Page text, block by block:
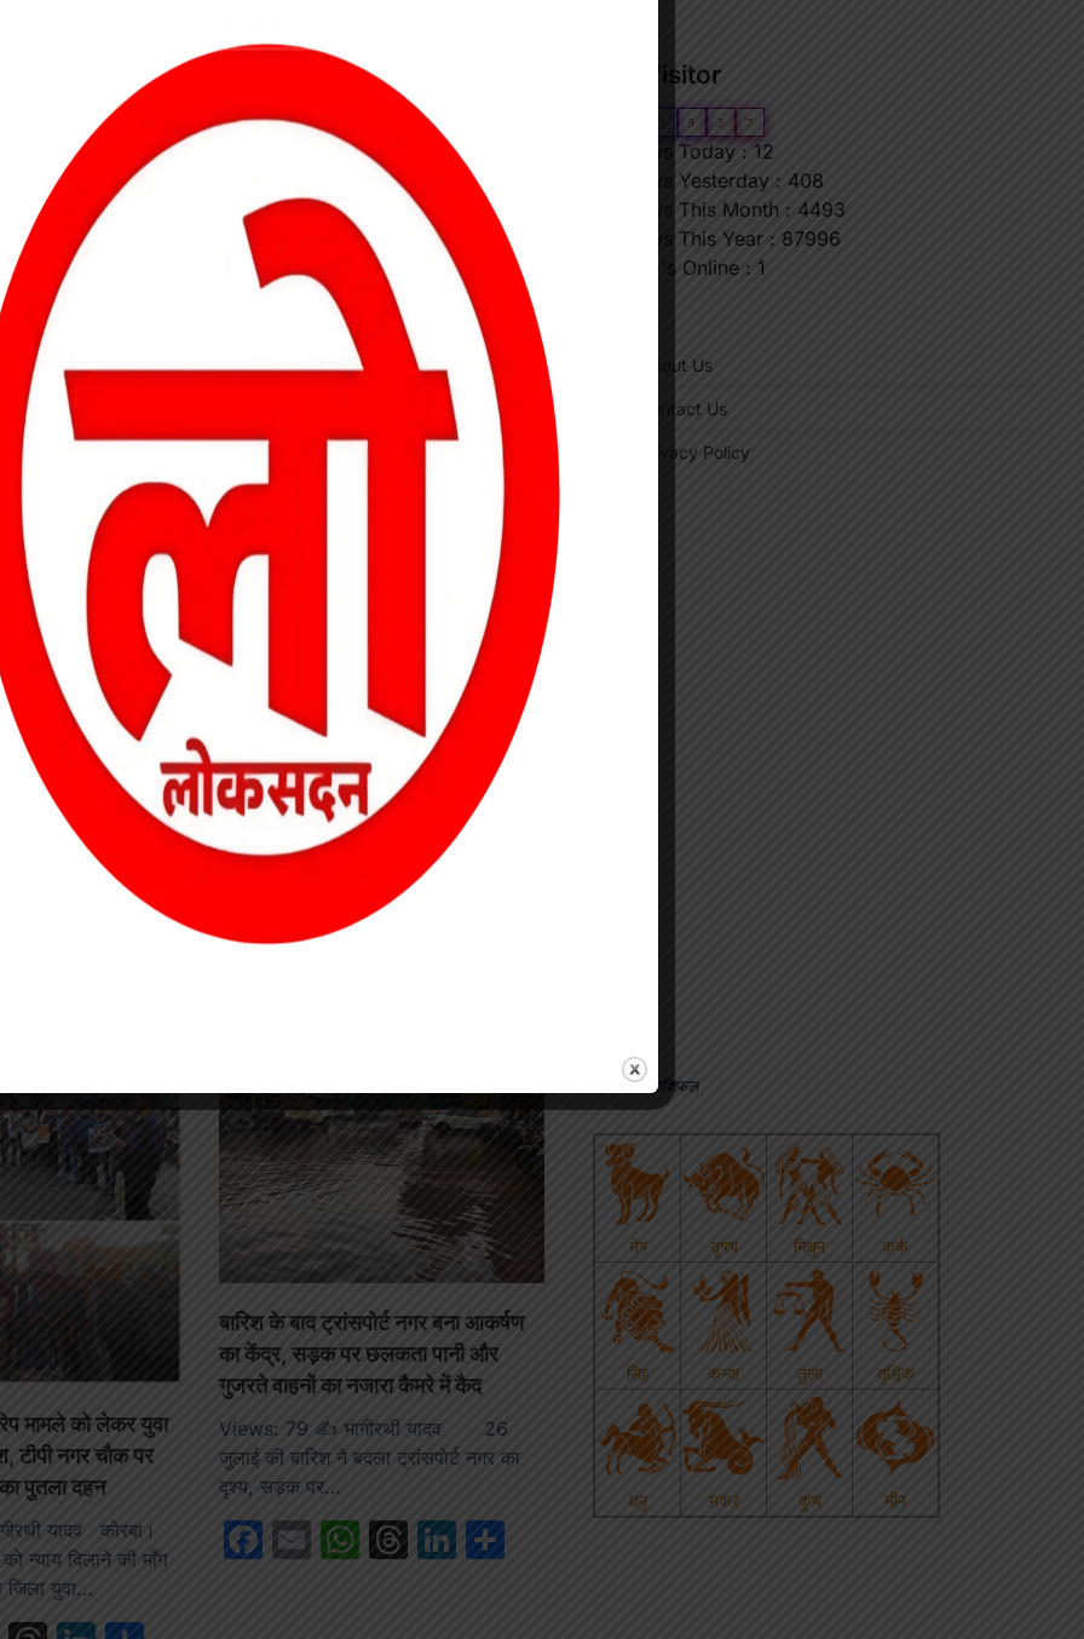
फोड़कर किया गया। इस अवसर पर ग्राम पंचायत नूनेरा के सरपंच
सहित आयोजन समिति के सदस्य, खिलाड़ी और बड़ी संख्या में ग्रामीण
सेमीफाइनल और फाइनल मुकाबले 10 ओवर के होंगे। सीमित ओवरों के इस
पर रोमांच देखने को मिल रहा है।
उपविजेता को ₹20,000 नकद, जबकि तृतीय पुरस्कार ₹5,000 एवं कप
अलावा मैन ऑफ द मैच और मैन ऑफ द सीरीज जैसे व्यक्तिगत पुरस्कार भी
लेने वाली टीमों के लिए ₹300 प्रवेश शुल्क निर्धारित किया गया है।
इस प्रतियोगिता का मुख्य उद्देश्य ग्रामीण अंचल के युवाओं को खेल के प्रति
प्रदान करना है।
हर मैच में बड़ी संख्या में दर्शकों की मौजूदगी यह साबित कर रही है कि
की नई संभावनाओं के द्वार भी खोल रहे हैं।
भारतीय जनता युवा मोर्चा को मिला युवा नेतृत्व, अमन प्रताप सिंह बने
मामले को लेकर युवा
टीपी नगर चौक पर
पुतला दहन
यादव कोरबा।
न्याय दिलाने की माँग
जिला युवा…
बारिश के बाद ट्रांसपोर्ट नगर बना आकर्षण
का केंद्र, सड़क पर छलकता पानी और
गुजरते वाहनों का नजारा कैमरे में कैद
Views: 79 ✍️ भागीरथी यादव 26
जुलाई की बारिश ने बदला ट्रांसपोर्ट नगर का
दृश्य, सड़क पर…
Facebook
EmailWhatsApp
Threads
LinkedIn
Our Visitor
9 2 7
Views Today : 12
Views Yesterday : 408
Views This Month : 4493
Views This Year : 87996
Who's Online : 1
About Us
Contact Us
Privacy Policy
जानिए अपना राशिफल